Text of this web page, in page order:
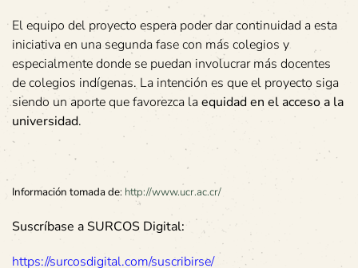
El equipo del proyecto espera poder dar continuidad a esta
iniciativa en una segunda fase con más colegios y
especialmente donde se puedan involucrar más docentes
de colegios indígenas. La intención es que el proyecto siga
siendo un aporte que favorezca laequidad en el acceso a la
universidad.
Información tomada de: http://www.ucr.ac.cr/
Suscríbase a SURCOS Digital:
https://surcosdigital.com/suscribirse/